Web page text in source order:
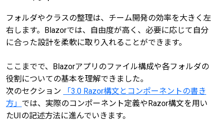
フォルダやクラスの整理は、チーム開発の効率を大きく左
右します。Blazorでは、自由度が高く、必要に応じて自分
に合った設計を柔軟に取り入れることができます。
ここまでで、Blazorアプリのファイル構成や各フォルダの
役割についての基本を理解できました。
次のセクション
「3.0 Razor構文とコンポーネントの書き
方」 では、実際のコンポーネント定義やRazor構文を用い
たUIの記述方法に進んでいきます。